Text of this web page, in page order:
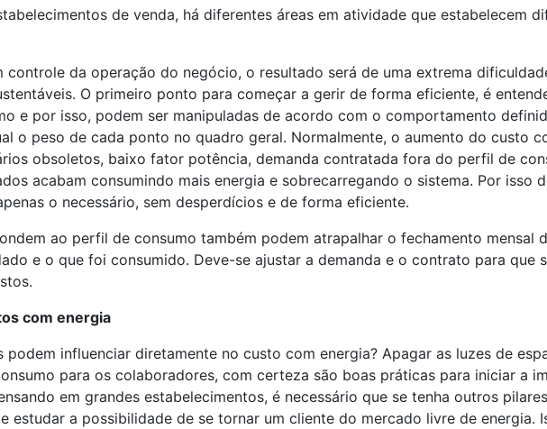
de venda, há diferentes áreas em atividade que estabelecem
controle da operação do negócio, o resultado será de uma extrema
O primeiro ponto para começar a gerir de forma eficiente, é
e por isso, podem ser manipuladas de acordo com o comportamento
o peso de cada ponto no quadro geral. Normalmente, o aumento do custo
obsoletos, baixo fator potência, demanda contratada fora do perfil de
acabam consumindo mais energia e sobrecarregando o sistema. Por isso
o necessário, sem desperdícios e de forma eficiente.
ao perfil de consumo também podem atrapalhar o fechamento mensal
e o que foi consumido. Deve-se ajustar a demanda e o contrato para que
com energia
podem influenciar diretamente no custo com energia? Apagar as luzes de
para os colaboradores, com certeza são boas práticas para iniciar a
em grandes estabelecimentos, é necessário que se tenha outros
estudar a possibilidade de se tornar um cliente do mercado livre de energia.